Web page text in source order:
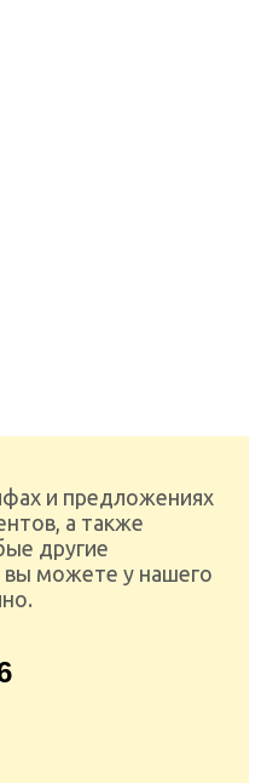
и предложениях
а также
другие
можете у нашего